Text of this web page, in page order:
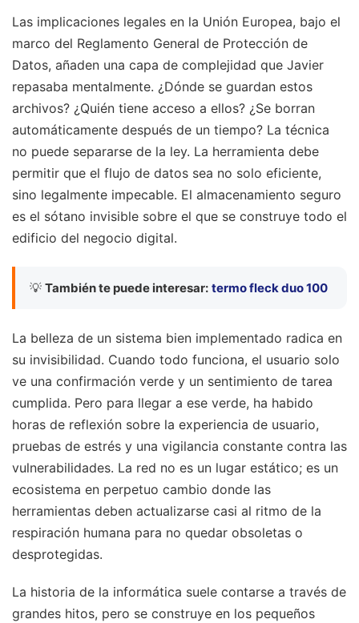
Las implicaciones legales en la Unión Europea, bajo el
marco del Reglamento General de Protección de
Datos, añaden una capa de complejidad que Javier
repasaba mentalmente. ¿Dónde se guardan estos
archivos? ¿Quién tiene acceso a ellos? ¿Se borran
automáticamente después de un tiempo? La técnica
no puede separarse de la ley. La herramienta debe
permitir que el flujo de datos sea no solo eficiente,
sino legalmente impecable. El almacenamiento seguro
es el sótano invisible sobre el que se construye todo el
edificio del negocio digital.
💡 También te puede interesar: termo fleck duo 100
La belleza de un sistema bien implementado radica en
su invisibilidad. Cuando todo funciona, el usuario solo
ve una confirmación verde y un sentimiento de tarea
cumplida. Pero para llegar a ese verde, ha habido
horas de reflexión sobre la experiencia de usuario,
pruebas de estrés y una vigilancia constante contra las
vulnerabilidades. La red no es un lugar estático; es un
ecosistema en perpetuo cambio donde las
herramientas deben actualizarse casi al ritmo de la
respiración humana para no quedar obsoletas o
desprotegidas.
La historia de la informática suele contarse a través de
grandes hitos, pero se construye en los pequeños